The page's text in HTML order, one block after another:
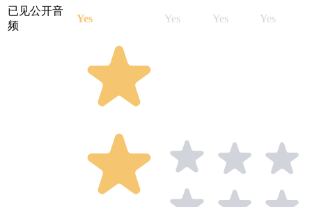
已见公开音
频
Yes Yes Yes Yes